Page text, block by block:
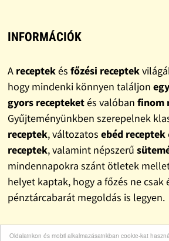
Oldalainkon és mobil alkalmazásainkban cookie-kat
INFORMÁCIÓK
A receptekés főzési receptek
hogy mindenki könnyen találjon
gyors recepteketés valóban finom
Gyűjteményünkben szerepelnek
receptek, változatos ebéd receptek
receptek, valamint népszerű
mindennapokra szánt ötletek
helyet kaptak, hogy a főzés ne csak
pénztárcabarát megoldás is legyen.